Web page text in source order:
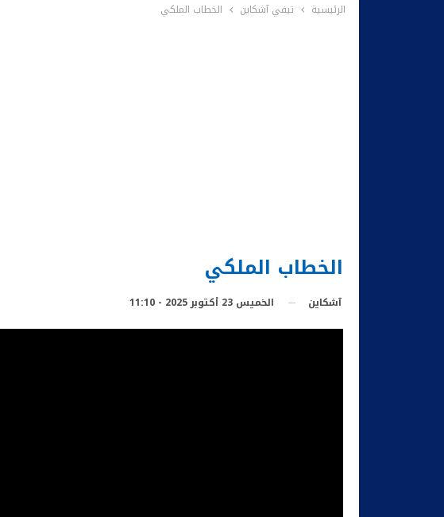
كُتّاب وآراء
آشكاين TV الرئيسية تيفي آشكاين الخطاب الملكي
الخطاب الملكي
آشكاين الخميس 23 أكتوبر 2025 - 11:10